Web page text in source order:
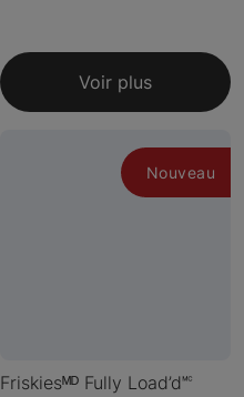
Voir plus
Nouveau
Friskiesᴹᴰ Fully Load’d🅪